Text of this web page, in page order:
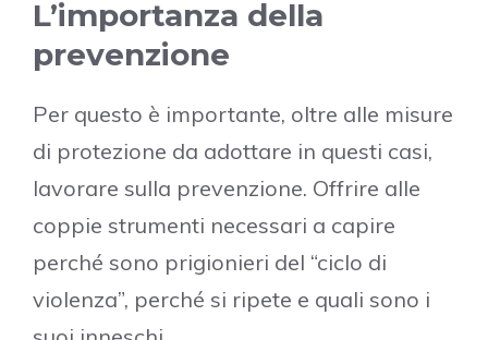
L’importanza della
prevenzione
Per questo è importante, oltre alle misure
di protezione da adottare in questi casi,
lavorare sulla prevenzione. Offrire alle
coppie strumenti necessari a capire
perché sono prigionieri del “ciclo di
violenza”, perché si ripete e quali sono i